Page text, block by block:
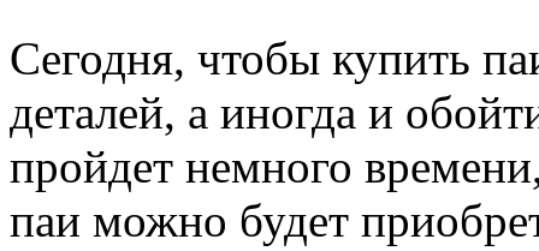
Сегодня, чтобы купить
деталей, а иногда и
пройдет немного
паи можно будет